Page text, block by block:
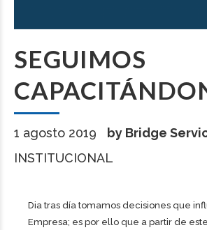
SEGUIMOS
1 agosto 2019
by Bridge
INSTITUCIONAL
Dia tras día tomamos decisiones que
Empresa; es por ello que a partir de